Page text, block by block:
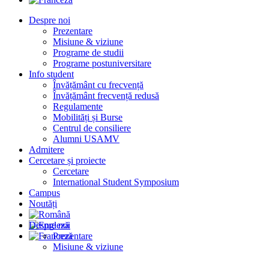
Despre noi
Prezentare
Misiune & viziune
Programe de studii
Programe postuniversitare
Info student
Învățământ cu frecvență
Învățământ frecvență redusă
Regulamente
Mobilități și Burse
Centrul de consiliere
Alumni USAMV
Admitere
Cercetare și proiecte
Cercetare
International Student Symposium
Campus
Noutăți
Despre noi
Prezentare
Misiune & viziune